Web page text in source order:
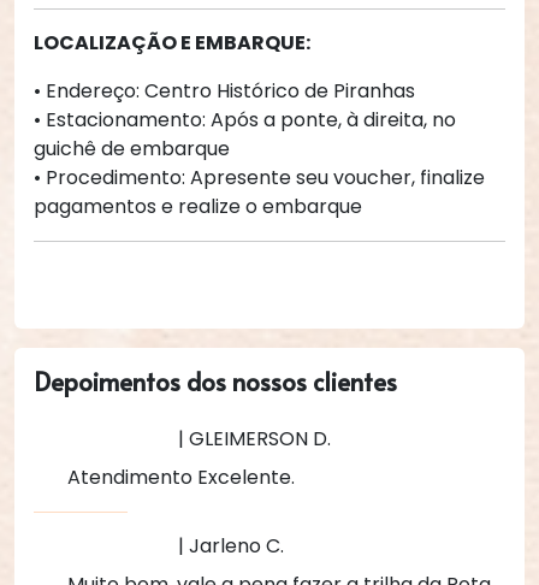
LOCALIZAÇÃO E EMBARQUE:
• Endereço: Centro Histórico de Piranhas
• Estacionamento: Após a ponte, à direita, no
guichê de embarque
• Procedimento: Apresente seu voucher, finalize
pagamentos e realize o embarque
Depoimentos dos nossos clientes
| GLEIMERSON D.
Atendimento Excelente.
| Jarleno C.